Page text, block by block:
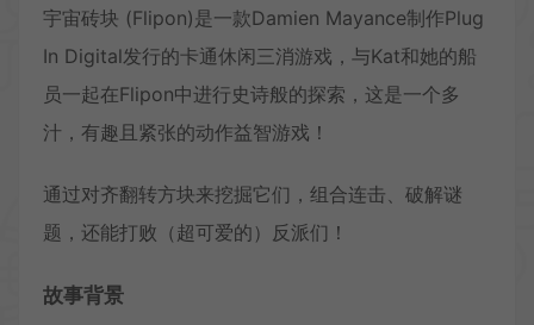
宇宙砖块 (Flipon)是一款Damien Mayance制作Plug
In Digital发行的卡通休闲三消游戏，与Kat和她的船
员一起在Flipon中进行史诗般的探索，这是一个多
汁，有趣且紧张的动作益智游戏！
通过对齐翻转方块来挖掘它们，组合连击、破解谜
题，还能打败（超可爱的）反派们！
故事背景